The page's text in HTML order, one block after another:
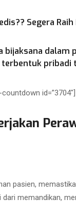
Segera
dalam
id=”3704″]
pasien,
memandikan,